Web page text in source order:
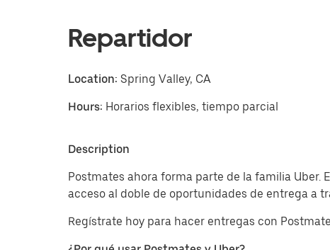
Repartidor
Location: Spring Valley, CA
Hours: Horarios flexibles, tiempo parcial
Description
Postmates ahora forma parte de la familia
acceso al doble de oportunidades de entrega a
Regístrate hoy para hacer entregas con